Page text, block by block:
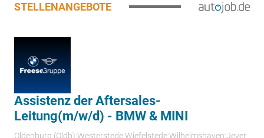
STELLENANGEBOTE
Assistenz der Aftersales-
Leitung(m/w/d) - BMW & MINI
Oldenburg (Oldb);Westerstede;Wiefelstede;Wilhelmshaven;Jever